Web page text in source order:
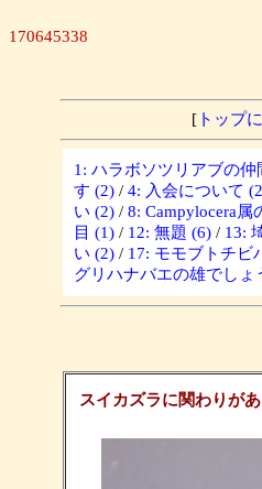
170645338
[トップ
1: ハラボソツリアブの
す (2) / 4: 入会について
い (2) / 8: Campylocera属
目 (1) / 12: 無題 (6) / 13:
い (2) / 17: モモブトチビ
グリハナバエの雄でしょ
スイカズラに関わりが